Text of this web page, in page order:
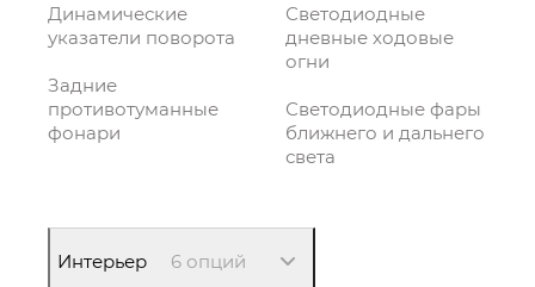
Динамические
указатели поворота
Задние
противотуманные
фонари
Светодиодные
дневные ходовые
огни
Светодиодные фары
ближнего и дальнего
света
Интерьер 6 опций